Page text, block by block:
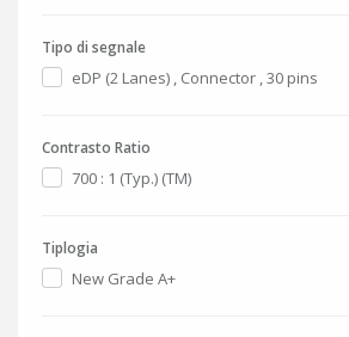
Tipo di segnale
eDP (2 Lanes) , Connector , 30 pins
Contrasto Ratio
700 : 1 (Typ.) (TM)
Tiplogia
New Grade A+